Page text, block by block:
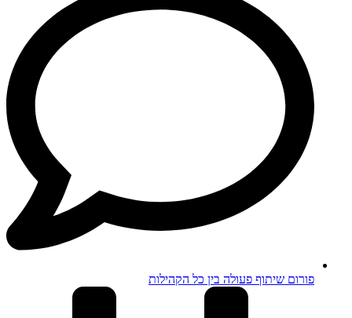
פורום שיתוף פעולה בין כל הקהילות